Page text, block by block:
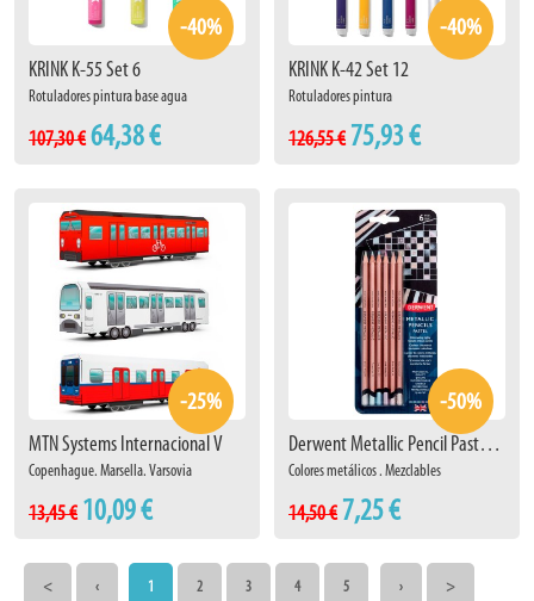
-40%
KRINK K-55 Set 6
Rotuladores pintura base agua
107,30 € 64,38 €
-40%
KRINK K-42 Set 12
Rotuladores pintura
126,55 € 75,93 €
-25%
MTN Systems Internacional V
Copenhague. Marsella. Varsovia
13,45 € 10,09 €
-50%
Derwent Metallic Pencil Pastel Set 6
Colores metálicos . Mezclables
14,50 € 7,25 €
< ‹ 1 2 3 4 5 › >